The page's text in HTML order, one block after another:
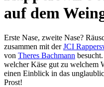
auf dem
Erste Nase, zweite Nase?
zusammen mit derJCI
von Theres Bachmann
welcher Käse gut zu welchem
einen Einblick in das
Prost!